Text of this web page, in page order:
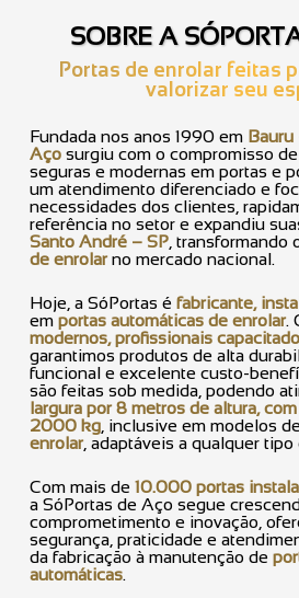
SOBRE A
Portas de enrolar feitas
valorizar seu
Fundada nos anos 1990 em Bauru
Aço surgiu com o compromisso
seguras e modernas em portas e
um atendimento diferenciado e
necessidades dos clientes,
referência no setor e expandiu
Santo André – SP , transformando
de enrolarno mercado nacional.
Hoje, a SóPortas é fabricante,
em portas automáticas de enrolar.
modernos, profissionais
garantimos produtos de alta
funcional e excelente custo-
são feitas sob medida, podendo
largura por 8 metros de altura,
2000 kg , inclusive em modelos de
enrolar, adaptáveis a qualquer tipo
Com mais de 10.000 portas
a SóPortas de Aço segue
comprometimento e inovação,
segurança, praticidade e
da fabricação à manutenção de
automáticas.